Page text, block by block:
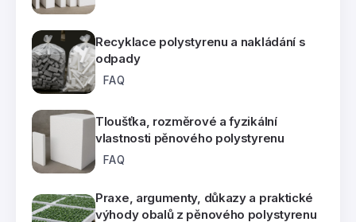
Recyklace polystyrenu a nakládání s
odpady
FAQ
Tloušťka, rozměrové a fyzikální
vlastnosti pěnového polystyrenu
FAQ
Praxe, argumenty, důkazy a praktické
výhody obalů z pěnového polystyrenu